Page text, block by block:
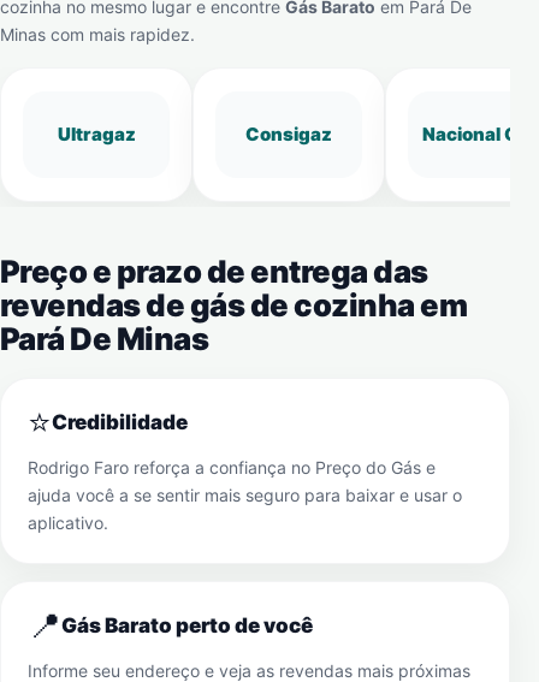
cozinha no mesmo lugar e encontre Gás Barato em Pará De
Minas com mais rapidez.
Ultragaz Consigaz Nacional Gás
Preço e prazo de entrega das
revendas de gás de cozinha em
Pará De Minas
⭐Credibilidade
Rodrigo Faro reforça a confiança no Preço do Gás e
ajuda você a se sentir mais seguro para baixar e usar o
aplicativo.
📍Gás Barato perto de você
Informe seu endereço e veja as revendas mais próximas